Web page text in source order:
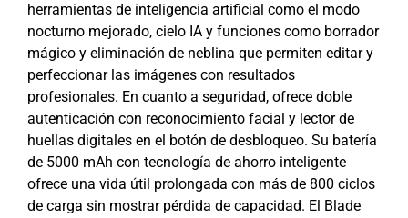
herramientas de inteligencia artificial como el modo
nocturno mejorado, cielo IA y funciones como borrador
mágico y eliminación de neblina que permiten editar y
perfeccionar las imágenes con resultados
profesionales. En cuanto a seguridad, ofrece doble
autenticación con reconocimiento facial y lector de
huellas digitales en el botón de desbloqueo. Su batería
de 5000 mAh con tecnología de ahorro inteligente
ofrece una vida útil prolongada con más de 800 ciclos
de carga sin mostrar pérdida de capacidad. El Blade